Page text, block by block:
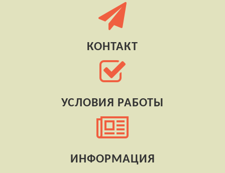
КОНТАКТ
УСЛОВИЯ РАБОТЫ
ИНФОРМАЦИЯ